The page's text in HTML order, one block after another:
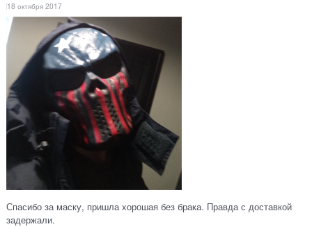
18 октября 2017
Спасибо за маску, пришла хорошая без брака. Правда с доставкой
задержали.